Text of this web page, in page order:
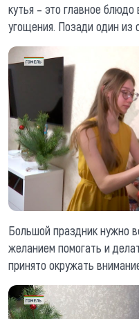
кутья – это главное
угощения. Позади один из
Большой праздник нужно
желанием помогать и
принято окружать